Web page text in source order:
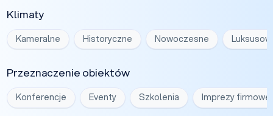
Klimaty
Kameralne Historyczne Nowoczesne
Przeznaczenie obiektów
Konferencje Eventy Szkolenia Imprezy firmowe